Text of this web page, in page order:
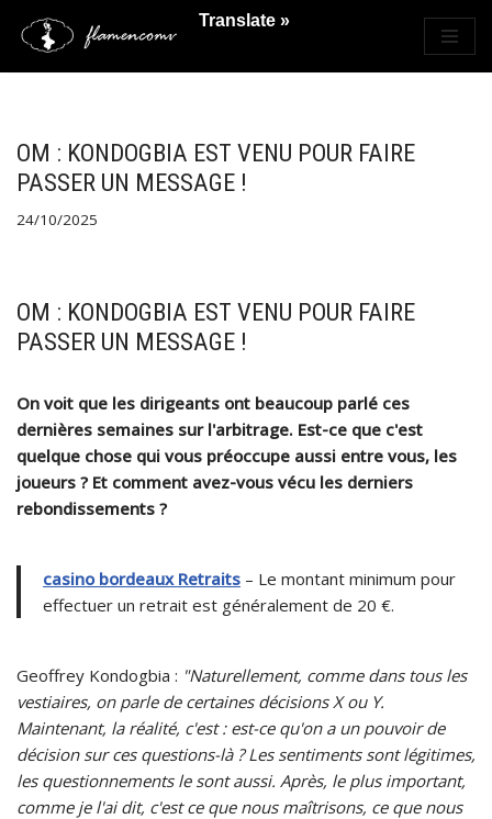
Saltar
OM : KONDOGBIA EST VENU POUR FAIRE
PASSER UN MESSAGE !
24/10/2025
OM : KONDOGBIA EST VENU POUR FAIRE
PASSER UN MESSAGE !
On voit que les dirigeants ont beaucoup parlé ces
dernières semaines sur l'arbitrage. Est-ce que c'est
quelque chose qui vous préoccupe aussi entre vous, les
joueurs ? Et comment avez-vous vécu les derniers
rebondissements ?
casino bordeaux Retraits – Le montant minimum pour
effectuer un retrait est généralement de 20 €.
Geoffrey Kondogbia : "Naturellement, comme dans tous les
vestiaires, on parle de certaines décisions X ou Y.
Maintenant, la réalité, c'est : est-ce qu'on a un pouvoir de
décision sur ces questions-là ? Les sentiments sont légitimes,
les questionnements le sont aussi. Après, le plus important,
comme je l'ai dit, c'est ce que nous maîtrisons, ce que nous
Translate »